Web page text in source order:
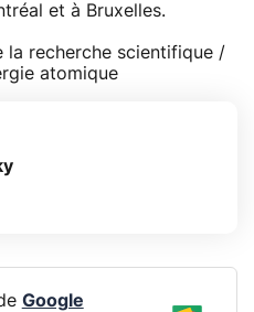
et à Bruxelles.
la recherche scientifique /
atomique
Google